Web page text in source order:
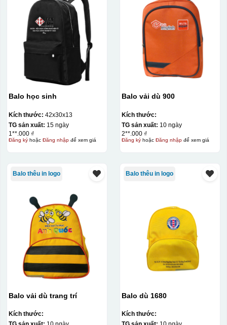
Hộp diêm quai xách lót lụa
đây là kiểu hộp quay xách lót lụa chỉ khác là thêm quai
thêm tiền
Hộp xi lót lụa
Hộp xi ấm chén
Balo học sinh
Kích thước: 42x30x13
TG sản xuất: 15 ngày
1**.000 ₫
Đăng kýhoặc Đăng nhậpđể xem giá
Balo vải dù 900
Kích thước:
TG sản xuất: 10 ngày
2**.000 ₫
Đăng kýhoặc Đăng nhậpđể xem giá
Balo thêu in logo
Balo vải dù trang trí
Kích thước:
Balo thêu in logo
Balo dù 1680
Kích thước: